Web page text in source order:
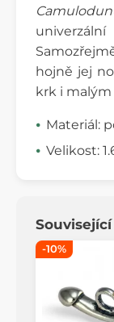
hojně jej
krk i malým
Materiál:
Velikost:
-10%